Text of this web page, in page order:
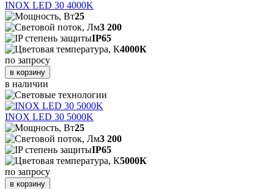
INOX LED 30 4000K
25
3 200
IP65
4000К
по запросу
в корзину
в наличии
INOX LED 30 5000K
25
3 200
IP65
5000К
по запросу
в корзину